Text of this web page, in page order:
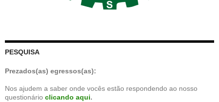
PESQUISA
Prezados(as) egressos(as):
Nos ajudem a saber onde vocês estão respondendo ao nosso
questionário clicando aqui.